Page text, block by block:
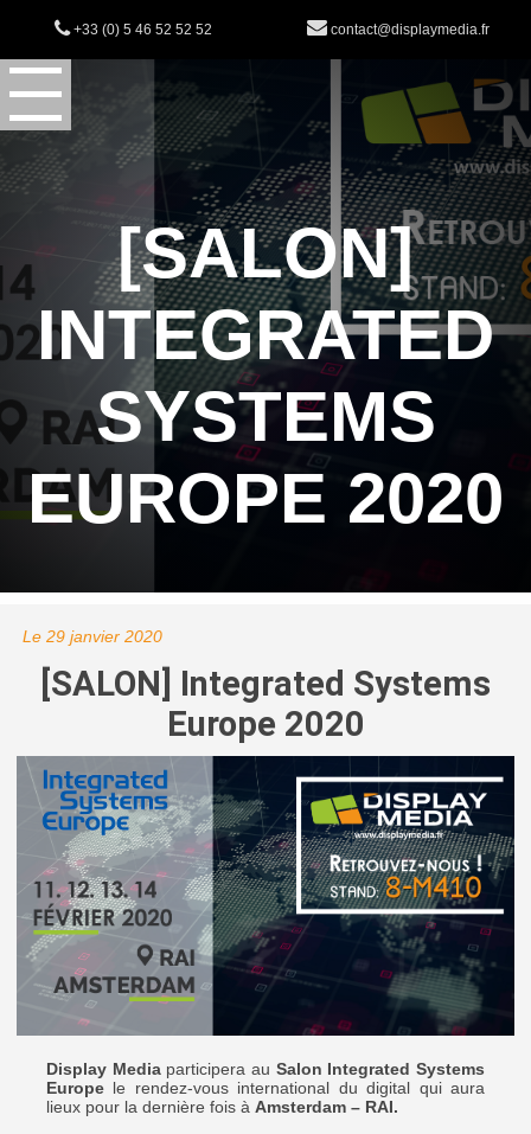
+33 (0) 5 46 52 52 52 contact@displaymedia.fr
[SALON]
INTEGRATED
SYSTEMS
EUROPE 2020
Le 29 janvier 2020
[SALON] Integrated Systems
Europe 2020
Display Mediaparticipera au Salon Integrated Systems
Europe le rendez-vous international du digital qui aura
lieux pour la dernière fois à Amsterdam – RAI.